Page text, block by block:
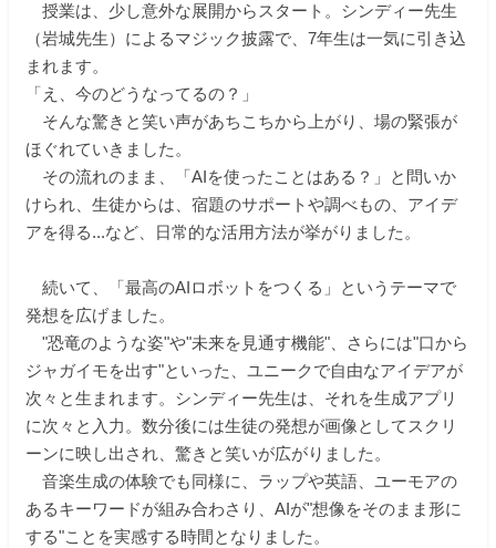
授業は、少し意外な展開からスタート。シンディー先生
（岩城先生）によるマジック披露で、7年生は一気に引き込
まれます。
「え、今のどうなってるの？」
そんな驚きと笑い声があちこちから上がり、場の緊張が
ほぐれていきました。
その流れのまま、「AIを使ったことはある？」と問いか
けられ、生徒からは、宿題のサポートや調べもの、アイデ
アを得る...など、日常的な活用方法が挙がりました。
続いて、「最高のAIロボットをつくる」というテーマで
発想を広げました。
"恐竜のような姿"や"未来を見通す機能"、さらには"口から
ジャガイモを出す"といった、ユニークで自由なアイデアが
次々と生まれます。シンディー先生は、それを生成アプリ
に次々と入力。数分後には生徒の発想が画像としてスクリ
ーンに映し出され、驚きと笑いが広がりました。
音楽生成の体験でも同様に、ラップや英語、ユーモアの
あるキーワードが組み合わさり、AIが"想像をそのまま形に
する"ことを実感する時間となりました。